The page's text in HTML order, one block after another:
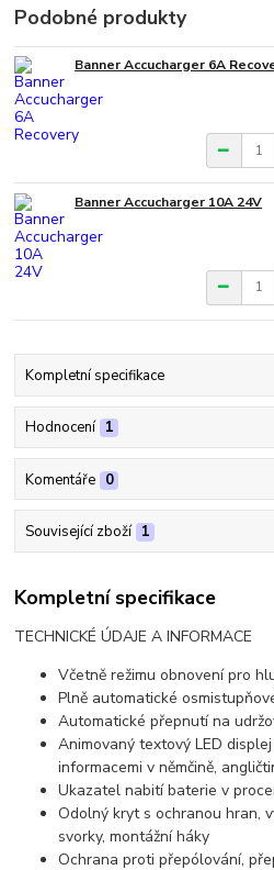
Podobné produkty
Banner Accucharger 6A
Banner Accucharger 10A 24V
Kompletní specifikace
Hodnocení 1
Komentáře 0
Související zboží 1
Kompletní specifikace
TECHNICKÉ ÚDAJE A INFORMACE
Včetně režimu obnovení pro
Plně automatické
Automatické přepnutí na
Animovaný textový LED
informacemi v němčině,
Ukazatel nabití baterie v
Odolný kryt s ochranou hran,
svorky, montážní háky
Ochrana proti přepólování,